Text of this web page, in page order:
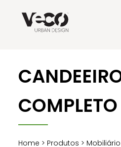
COMPLETO
Home > Produtos >